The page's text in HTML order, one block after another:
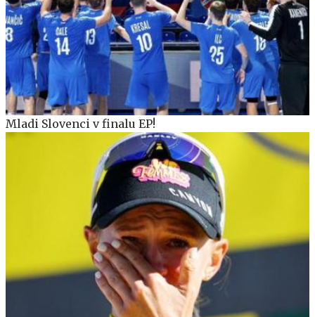
Mladi Slovenci v finalu EP!